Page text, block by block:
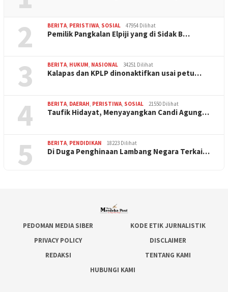
2 BERITA, PERISTIWA, SOSIAL 47954 Dilihat
Pemilik Pangkalan Elpiji yang di Sidak B…
3 BERITA, HUKUM, NASIONAL 34251 Dilihat
Kalapas dan KPLP dinonaktifkan usai petu…
4 BERITA, DAERAH, PERISTIWA, SOSIAL 21550 Dilihat
Taufik Hidayat, Menyayangkan Candi Agung…
5 BERITA, PENDIDIKAN 18223 Dilihat
Di Duga Penghinaan Lambang Negara Terkai…
PEDOMAN MEDIA SIBER
KODE ETIK JURNALISTIK
PRIVACY POLICY
DISCLAIMER
REDAKSI
TENTANG KAMI
HUBUNGI KAMI